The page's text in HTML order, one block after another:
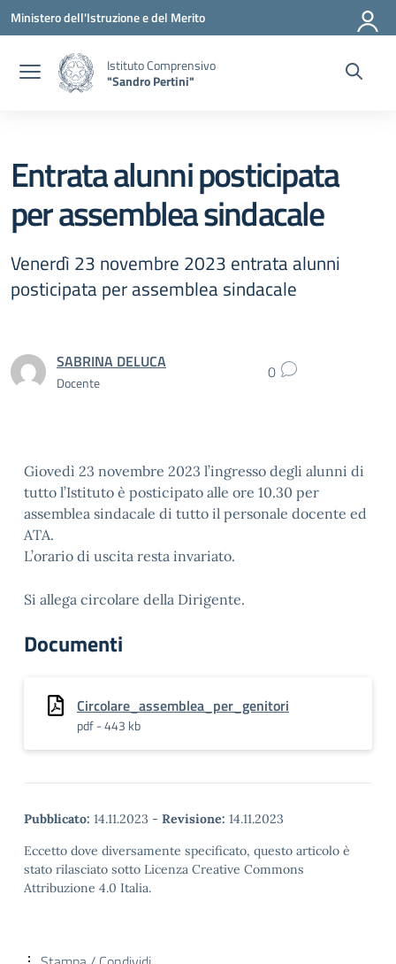
Vai ai contenuti
Vai al menu di navigazione
Vai al footer
Ministero dell'Istruzione e del Merito
Istituto Comprensivo
"Sandro Pertini"
Entrata alunni posticipata
per assemblea sindacale
Venerdì 23 novembre 2023 entrata alunni
posticipata per assemblea sindacale
SABRINA DELUCA
Docente 0
Giovedì 23 novembre 2023 l’ingresso degli alunni di
tutto l’Istituto è posticipato alle ore 10.30 per
assemblea sindacale di tutto il personale docente ed
ATA.
L’orario di uscita resta invariato.
Si allega circolare della Dirigente.
Documenti
Circolare_assemblea_per_genitori
pdf - 443 kb
Pubblicato: 14.11.2023 - Revisione: 14.11.2023
Eccetto dove diversamente specificato, questo articolo è
stato rilasciato sotto Licenza Creative Commons
Attribuzione 4.0 Italia.